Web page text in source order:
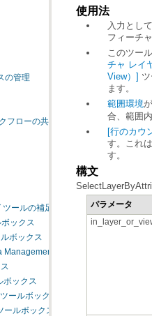
の管理
フローの共有
ールの補足トピック
ックス
ボックス
ツールボックス
ボックス
ールボックス
ルボックス
使用法
入力とし
フィーチ
このツー
チャ レイ
View）]
ます。
範囲環境
合、範囲
[行のカウ
す。
構文
パラメータ